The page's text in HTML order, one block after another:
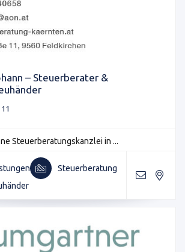
– Steuerberater &
Steuerberatungskanzlei in ...
Steuerberatung